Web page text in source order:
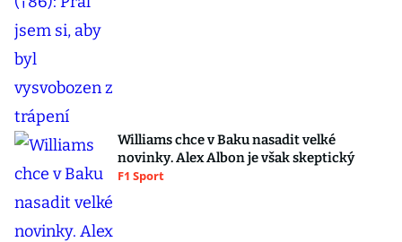
Williams chce v Baku nasadit velké
novinky. Alex Albon je však skeptický
F1 Sport